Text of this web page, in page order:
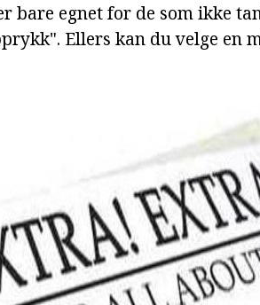
bare egnet for de som ikke
Ellers kan du velge